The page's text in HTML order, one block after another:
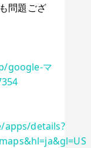
問題ござ
google-マ
details?